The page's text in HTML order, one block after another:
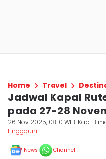
Home Travel
Jadwal Kapal
pada 27-28
26 Nov 2025, 08:10 WIB Kab.
Linggauni -
News Channel